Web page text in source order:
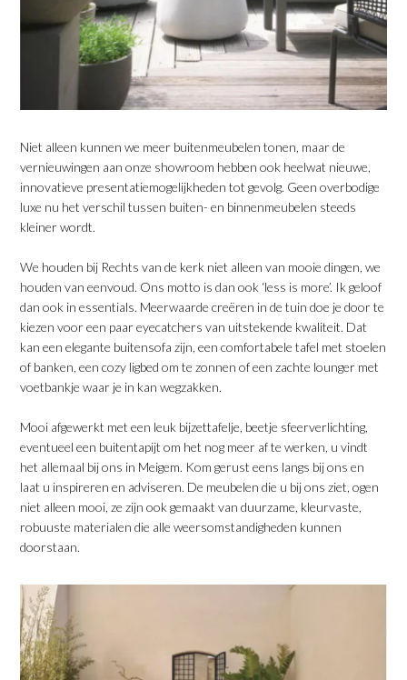
Niet alleen kunnen we meer buitenmeubelen tonen, maar de
vernieuwingen aan onze showroom hebben ook heelwat nieuwe,
innovatieve presentatiemogelijkheden tot gevolg. Geen overbodige
luxe nu het verschil tussen buiten- en binnenmeubelen steeds
kleiner wordt.
We houden bij Rechts van de kerk niet alleen van mooie dingen, we
houden van eenvoud. Ons motto is dan ook ‘less is more’. Ik geloof
dan ook in essentials. Meerwaarde creëren in de tuin doe je door te
kiezen voor een paar eyecatchers van uitstekende kwaliteit. Dat
kan een elegante buitensofa zijn, een comfortabele tafel met stoelen
of banken, een cozy ligbed om te zonnen of een zachte lounger met
voetbankje waar je in kan wegzakken.
Mooi afgewerkt met een leuk bijzettafelje, beetje sfeerverlichting,
eventueel een buitentapijt om het nog meer af te werken, u vindt
het allemaal bij ons in Meigem. Kom gerust eens langs bij ons en
laat u inspireren en adviseren. De meubelen die u bij ons ziet, ogen
niet alleen mooi, ze zijn ook gemaakt van duurzame, kleurvaste,
robuuste materialen die alle weersomstandigheden kunnen
doorstaan.